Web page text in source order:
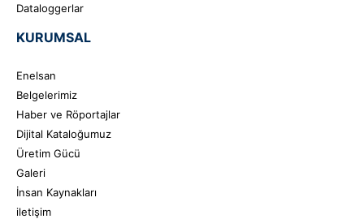
Dataloggerlar
KURUMSAL
Enelsan
Belgelerimiz
Haber ve Röportajlar
Dijital Kataloğumuz
Üretim Gücü
Galeri
İnsan Kaynakları
iletişim